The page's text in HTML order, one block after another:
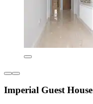
Imperial Guest House